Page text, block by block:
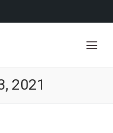
2021